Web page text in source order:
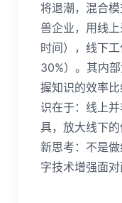
将退潮，混合
兽企业，用线
时间），线下
30%）。其内
握知识的效率
识在于：线上
具，放大线下
新思考：不是
字技术增强面对